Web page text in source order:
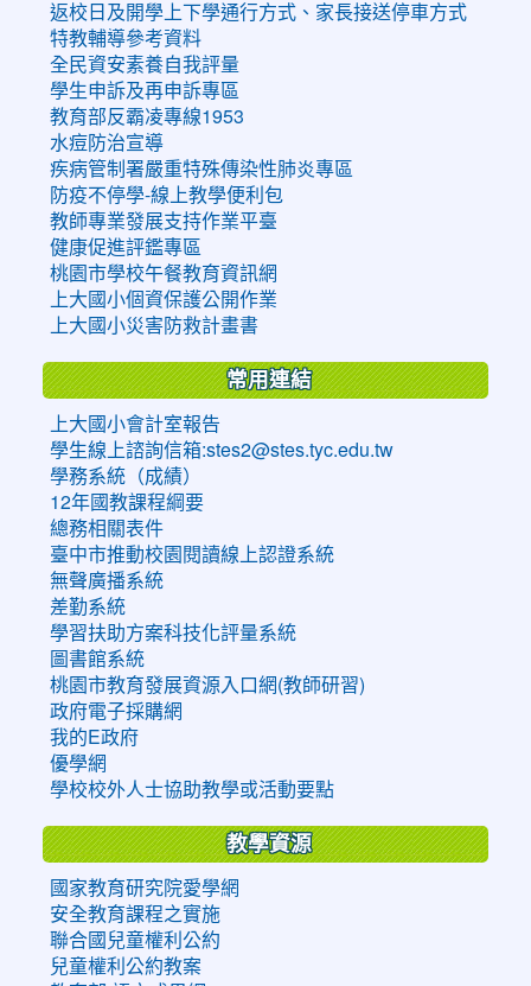
返校日及開學上下學通行方式、家長接送停車方式
特教輔導參考資料
全民資安素養自我評量
學生申訴及再申訴專區
教育部反霸凌專線1953
水痘防治宣導
疾病管制署嚴重特殊傳染性肺炎專區
防疫不停學-線上教學便利包
教師專業發展支持作業平臺
健康促進評鑑專區
桃園市學校午餐教育資訊網
上大國小個資保護公開作業
上大國小災害防救計畫書
常用連結
上大國小會計室報告
學生線上諮詢信箱:stes2@stes.tyc.edu.tw
學務系統（成績）
12年國教課程綱要
總務相關表件
臺中市推動校園閱讀線上認證系統
無聲廣播系統
差勤系統
學習扶助方案科技化評量系統
圖書館系統
桃園市教育發展資源入口網(教師研習)
政府電子採購網
我的E政府
優學網
學校校外人士協助教學或活動要點
教學資源
國家教育研究院愛學網
安全教育課程之實施
聯合國兒童權利公約
兒童權利公約教案